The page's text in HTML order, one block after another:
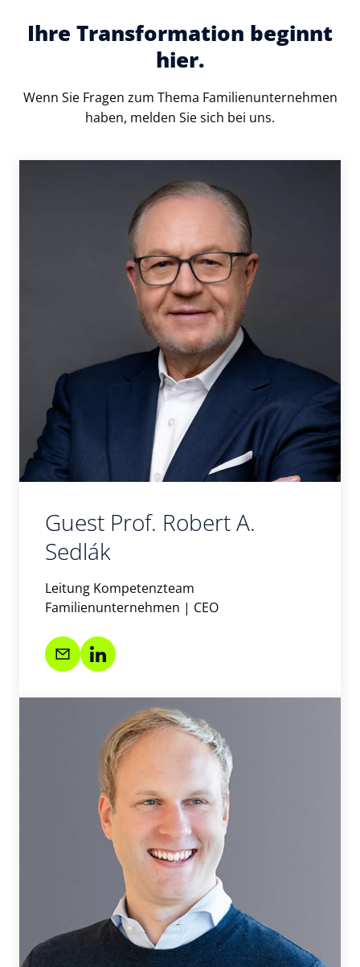
Ihre Transformation beginnt
hier.
Wenn Sie Fragen zum Thema Familienunternehmen
haben, melden Sie sich bei uns.
Guest Prof. Robert A.
Sedlák
Leitung Kompetenzteam
Familienunternehmen | CEO